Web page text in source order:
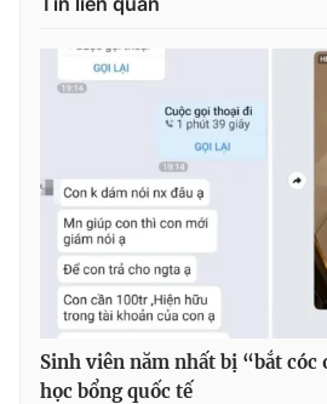
Ðiện thoại Thời báo VTV:
toasoan@vtv.vn
Liên hệ quảng cáo:
Sinh viên năm nhất bị “bắt
học bổng quốc tế